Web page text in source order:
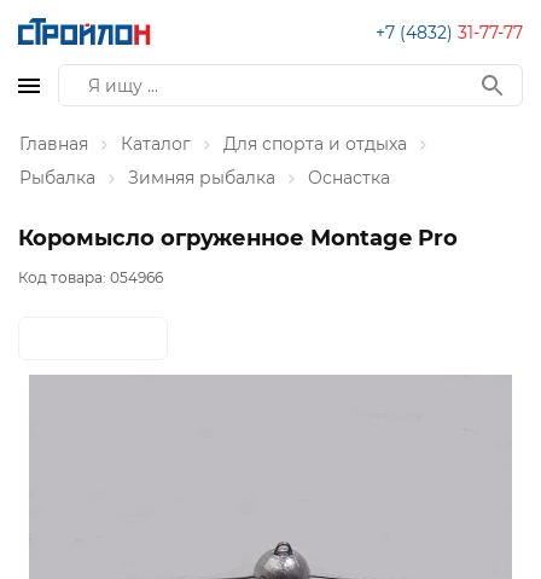
+7 (4832) 31-77-77
Главная Каталог
Для спорта и отдыха
Рыбалка
Зимняя рыбалка Оснастка
Коромысло огруженное Montage Pro
Код товара: 054966